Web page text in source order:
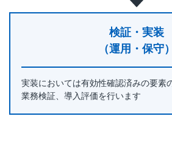
検証・実装
（運用・保守）
実装においては有効性確認済みの要素
業務検証、導入評価を行います